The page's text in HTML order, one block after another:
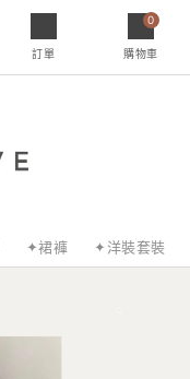
訂單
0
購物車
✦裙褲 ✦洋裝套裝